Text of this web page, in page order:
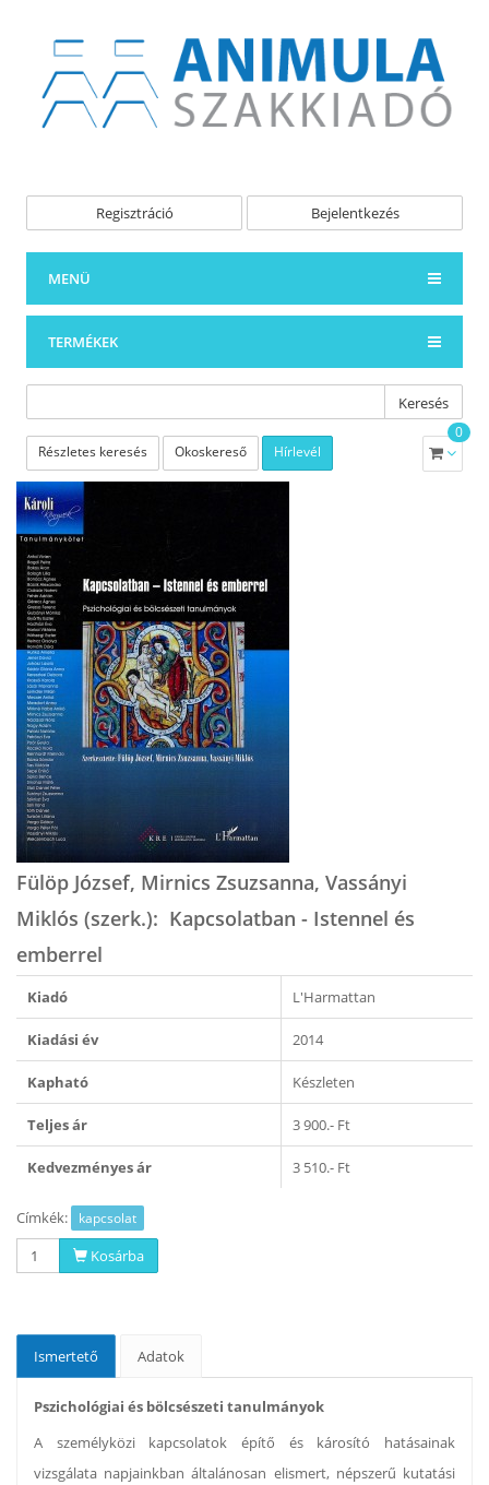
Regisztráció Bejelentkezés
MENÜ
TERMÉKEK
Keresés
Részletes keresés Okoskereső Hírlevél
0
Fülöp József, Mirnics Zsuzsanna, Vassányi
Miklós (szerk.): Kapcsolatban - Istennel és
emberrel
Kiadó L'Harmattan
Kiadási év 2014
Kapható Készleten
Teljes ár 3 900.- Ft
Kedvezményes ár 3 510.- Ft
Címkék: kapcsolat
Kosárba
Ismertető Adatok
Pszichológiai és bölcsészeti tanulmányok
A személyközi kapcsolatok építő és károsító hatásainak
vizsgálata napjainkban általánosan elismert, népszerű kutatási